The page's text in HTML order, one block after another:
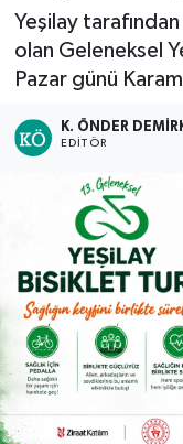
Yeşilay
olan Geleneksel
Pazar günü
K. ÖNDER
EDITÖR